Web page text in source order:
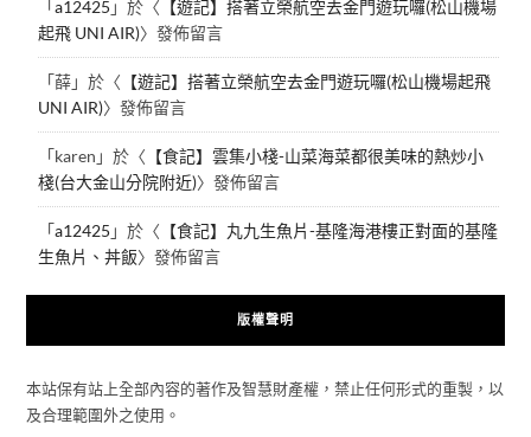
「a12425 」於〈 【遊記】搭著立榮航空去金門遊玩囉(松山機場
起飛 UNI AIR)〉發佈留言
「薛」於〈 【遊記】搭著立榮航空去金門遊玩囉(松山機場起飛
UNI AIR)〉發佈留言
「karen 」於〈 【食記】雲集小棧-山菜海菜都很美味的熱炒小
棧(台大金山分院附近)〉發佈留言
「a12425 」於〈 【食記】丸九生魚片-基隆海港樓正對面的基隆
生魚片、丼飯〉發佈留言
版權聲明
本站保有站上全部內容的著作及智慧財產權，禁止任何形式的重製，以
及合理範圍外之使用。